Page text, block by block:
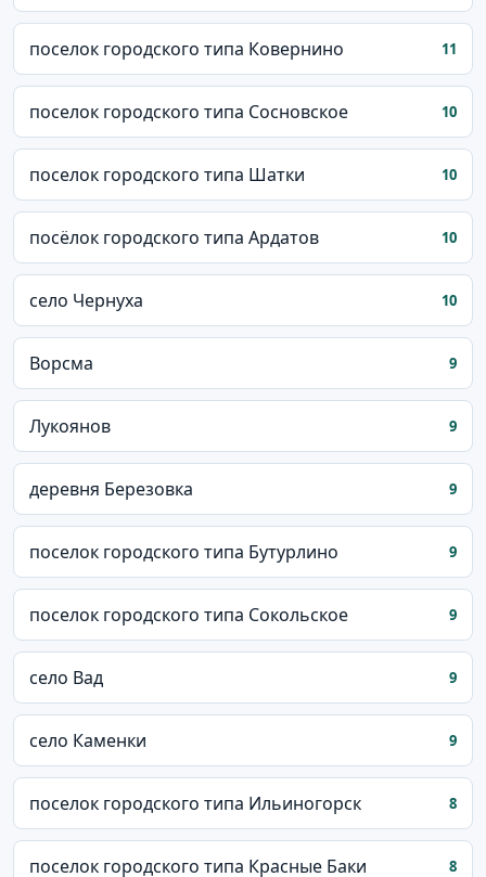
поселок городского типа Ковернино 11
поселок городского типа Сосновское 10
поселок городского типа Шатки 10
посёлок городского типа Ардатов 10
село Чернуха 10
Ворсма 9
Лукоянов 9
деревня Березовка 9
поселок городского типа Бутурлино 9
поселок городского типа Сокольское 9
село Вад 9
село Каменки 9
поселок городского типа Ильиногорск 8
поселок городского типа Красные Баки 8